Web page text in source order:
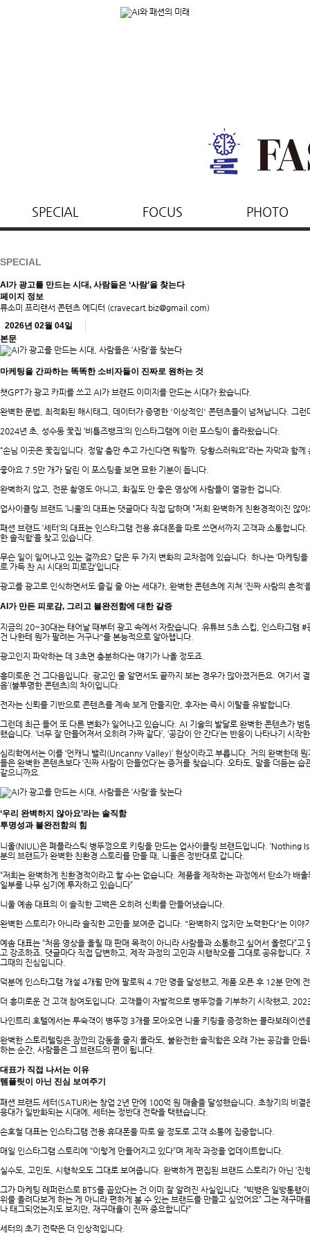
SPECIAL FOCUS PHOTO
SPECIAL
AI가 광고를 만드는 시대, 사람들은 ‘사람’을 찾는다
페이지 정보
류소미 프리랜서 콘텐츠 에디터 (cravecart.biz@gmail.com)
2026년 02월 04일
본문
마케팅을 간파하는 똑똑한 소비자들이 진짜로 원하는 것
챗GPT가 광고 카피를 쓰고 AI가 브랜드 이미지를 만드는 시대가 왔습니다.
완벽한 문법, 최적화된 해시태그, 데이터가 증명한 '이상적인' 콘텐츠들이 넘쳐납니다. 그런
2024년 초, 성수동 꽃집 ‘비틀즈뱅크’의 인스타그램에 이런 포스팅이 올라왔습니다.
“손님 이곳은 꽃집입니다. 정말 춤만 추고 가신다면 뭐랄까. 당황스러워요”라는 자막과 함
좋아요 7.5만 개가 달린 이 포스팅을 보면 묘한 기분이 듭니다.
완벽하지 않고, 전문 촬영도 아니고, 화질도 안 좋은 영상에 사람들이 열광한 겁니다.
업사이클링 브랜드 ‘니울’의 대표는 댓글마다 직접 답하며 “저희 완벽하게 친환경적이진 않
패션 브랜드 ‘세터’의 대표는 인스타그램 전용 휴대폰을 따로 쓰면서까지 고객과 소통합니
한 솔직함’을 찾고 있습니다.
무슨 일이 일어나고 있는 걸까요? 답은 두 가지 변화의 교차점에 있습니다. 하나는 ‘마케팅
로 가득 찬 AI 시대의 피로감’입니다.
광고를 광고로 인식하면서도 즐길 줄 아는 세대가, 완벽한 콘텐츠에 지쳐 ‘진짜 사람의 흔적’
AI가 만든 피로감, 그리고 불완전함에 대한 갈증
지금의 20~30대는 태어날 때부터 광고 속에서 자랐습니다. 유튜브 5초 스킵, 인스타그램
건 나한테 뭔가 팔려는 거구나"를 본능적으로 알아챕니다.
광고인지 파악하는 데 3초면 충분하다는 얘기가 나올 정도죠.
흥미로운 건 그다음입니다. 광고인 줄 알면서도 끝까지 보는 경우가 많아졌거든요. 여기서
음’(불투명한 콘텐츠)의 차이입니다.
전자는 신뢰를 기반으로 콘텐츠를 계속 보게 만들지만, 후자는 즉시 이탈을 유발합니다.
그런데 최근 들어 또 다른 변화가 일어나고 있습니다. AI 기술의 발달로 완벽한 콘텐츠가 범
했습니다. ‘너무 잘 만들어져서 오히려 가짜 같다’, ‘공감이 안 간다’는 반응이 나타나기 시작
심리학에서는 이를 ‘언캐니 밸리(Uncanny Valley)’ 현상이라고 부릅니다. 거의 완벽한데
들은 완벽한 콘텐츠보다 ‘진짜 사람이 만들었다’는 증거를 찾습니다. 오타도, 말을 더듬는
같으니까요.
‘우리 완벽하지 않아요’라는 솔직함
투명성과 불완전함의 힘
니울(NIUL)은 폐플라스틱 병뚜껑으로 키링을 만드는 업사이클링 브랜드입니다. ‘Nothing
분의 브랜드가 완벽한 친환경 스토리를 만들 때, 니울은 정반대로 갑니다.
“저희는 완벽하게 친환경적이라고 할 수는 없습니다. 제품을 제작하는 과정에서 탄소가 배
일부를 나무 심기에 투자하고 있습니다”
니울 예솜 대표의 이 솔직한 고백은 오히려 신뢰를 만들어냈습니다.
완벽한 스토리가 아니라 솔직한 고민을 보여준 겁니다. "완벽하지 않지만 노력한다"는 이야
예솜 대표는 “처음 영상을 올릴 때 판매 목적이 아니라 사람들과 소통하고 싶어서 올렸다”
고 강조하죠. 댓글마다 직접 답변하고, 제작 과정의 고민과 시행착오를 그대로 공유합니다.
그때의 진심입니다.
덕분에 인스타그램 개설 4개월 만에 팔로워 4.7만 명을 달성했고, 제품 오픈 후 12분 만에
더 흥미로운 건 고객 참여도입니다. 고객들이 자발적으로 병뚜껑을 기부하기 시작했고,
나인트리 호텔에서는 투숙객이 병뚜껑 3개를 모아오면 니울 키링을 증정하는 콜라보레이션
완벽한 스토리텔링은 잠깐의 감동을 줄지 몰라도, 불완전한 솔직함은 오래 가는 공감을 만
하는 순간, 사람들은 그 브랜드의 편이 됩니다.
대표가 직접 나서는 이유
템플릿이 아닌 진심 보여주기
패션 브랜드 세터(SATUR)는 창업 2년 만에 100억 원 매출을 달성했습니다. 초창기의 비
응대가 일반화되는 시대에, 세터는 정반대 전략을 택했습니다.
손호철 대표는 인스타그램 전용 휴대폰을 따로 쓸 정도로 고객 소통에 집중합니다.
매일 인스타그램 스토리에 “이렇게 만들어지고 있다”며 제작 과정을 업데이트합니다.
실수도, 고민도, 시행착오도 그대로 보여줍니다. 완벽하게 편집된 브랜드 스토리가 아닌 ‘진
그가 마케팅 레퍼런스로 BTS를 꼽았다는 건 이미 잘 알려진 사실입니다. “빅뱅은 일방통행
위를 올려다보게 하는 게 아니라 편하게 볼 수 있는 브랜드를 만들고 싶었어요” 그는 재구
나 태그되었는지도 보지만, 재구매율이 진짜 중요합니다”
세터의 초기 전략은 더 인상적입니다.